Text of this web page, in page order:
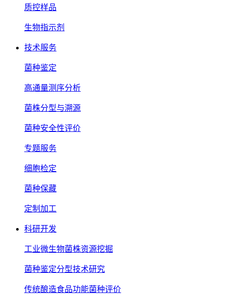
质控样品
生物指示剂
技术服务
菌种鉴定
高通量测序分析
菌株分型与溯源
菌种安全性评价
专题服务
细胞检定
菌种保藏
定制加工
科研开发
工业微生物菌株资源挖掘
菌种鉴定分型技术研究
传统酿造食品功能菌种评价